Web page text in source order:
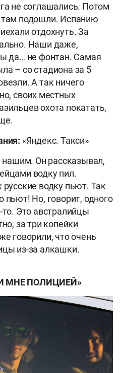
не соглашались. Потом
подошли. Испанию
отдохнуть. За
Наши даже,
да… не фонтан. Самая
– со стадиона за 5
А так ничего
своих местных
охота покатать,
«Яндекс. Такси»
нашим. Он рассказывал,
водку пил.
русские водку пьют. Так
пьют! Но, говорит, одного
то. Это австралийцы
за три копейки
говорили, что очень
из-за алкашки.
МНЕ ПОЛИЦИЕЙ»